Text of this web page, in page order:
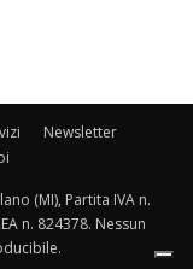
Newsletter
(MI), Partita IVA n.
n. 824378. Nessun